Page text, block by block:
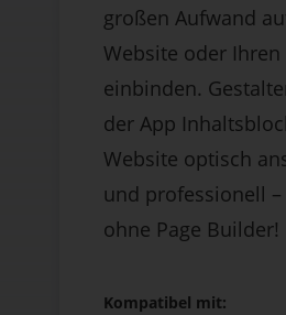
großen Aufwand
Website oder Ihren
einbinden.
der App
Website optisch
und professionell
ohne Page Builder!
Kompatibel mit: